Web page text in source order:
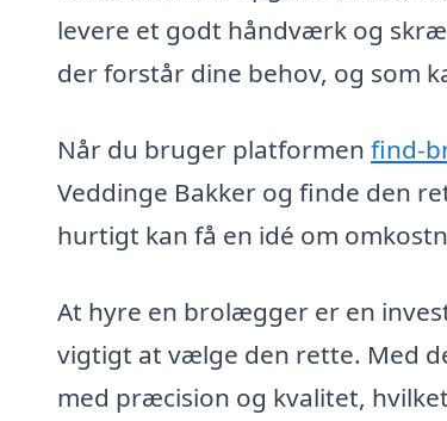
levere et godt håndværk og
der forstår dine behov, og som
Når du bruger platformen find-
Veddinge Bakker og finde den
hurtigt kan få en idé om
At hyre en brolægger er en
vigtigt at vælge den rette. Med
med præcision og kvalitet,